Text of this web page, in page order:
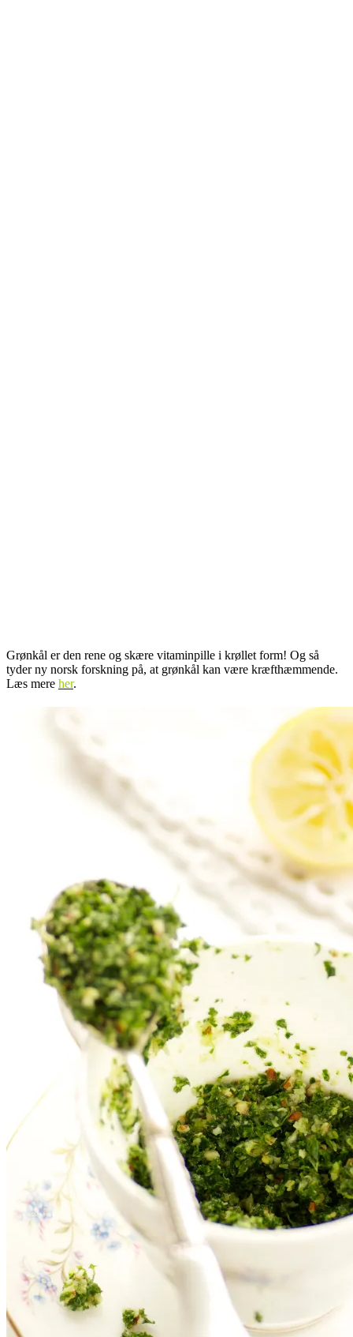
Grønkål er den rene og skære vitaminpille i krøllet form! Og så
tyder ny norsk forskning på, at grønkål kan være kræfthæmmende.
Læs mere her.